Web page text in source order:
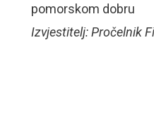
pomorskom dobru
Izvjestitelj: Pročelnik